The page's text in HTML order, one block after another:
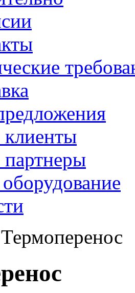
Термоперенос